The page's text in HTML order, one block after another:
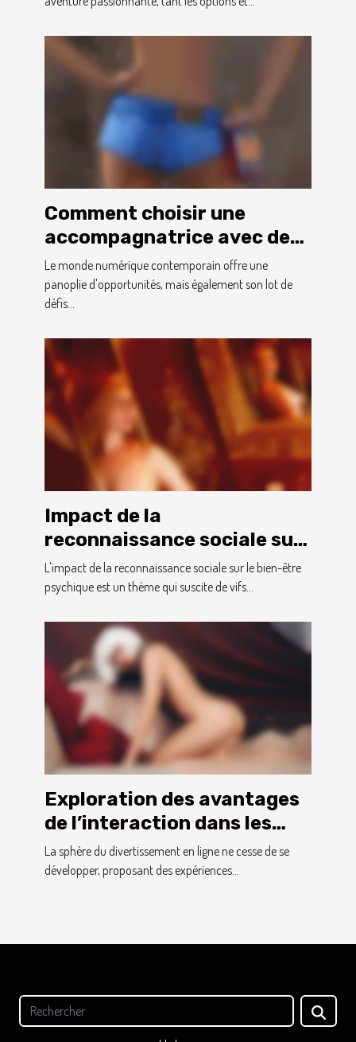
Comment choisir une
accompagnatrice avec des
photos vérifiées
Le monde numérique contemporain offre une
panoplie d'opportunités, mais également son lot de
défis...
Impact de la
reconnaissance sociale sur
la santé mentale des
transgenres
L'impact de la reconnaissance sociale sur le bien-être
psychique est un thème qui suscite de vifs...
Exploration des avantages
de l’interaction dans les
jeux pour adultes en ligne
La sphère du divertissement en ligne ne cesse de se
développer, proposant des expériences...